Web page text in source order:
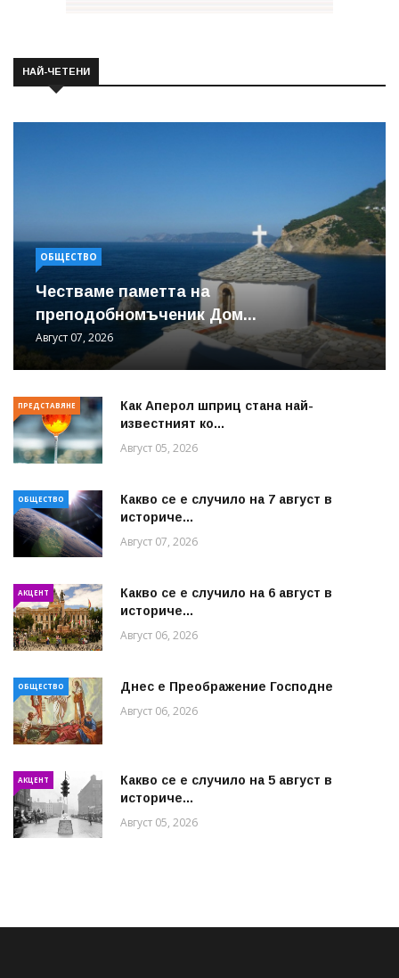
НАЙ-ЧЕТЕНИ
ОБЩЕСТВО
Честваме паметта на
преподобномъченик Дом...
Август 07, 2026
ПРЕДСТАВЯНЕ
Как Аперол шприц стана най-
известният ко...
Август 05, 2026
ОБЩЕСТВО
Какво се е случило на 7 август в
историче...
Август 07, 2026
АКЦЕНТ
Какво се е случило на 6 август в
историче...
Август 06, 2026
ОБЩЕСТВО Днес е Преображение Господне
Август 06, 2026
АКЦЕНТ
Какво се е случило на 5 август в
историче...
Август 05, 2026